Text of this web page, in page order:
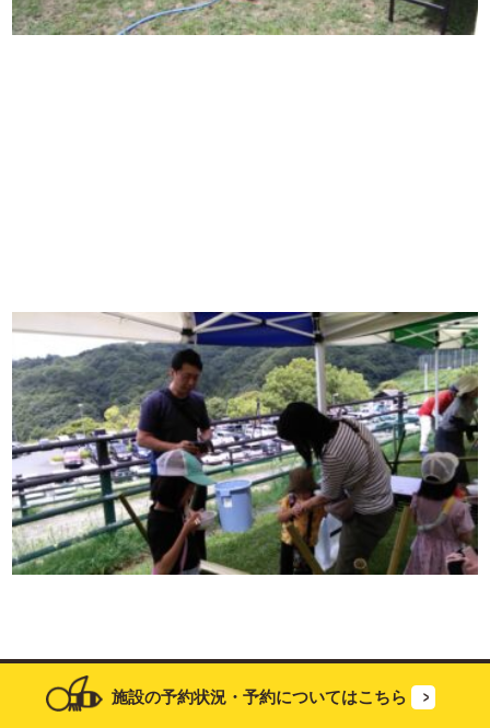
施設の予約状況・ 予約についてはこちら